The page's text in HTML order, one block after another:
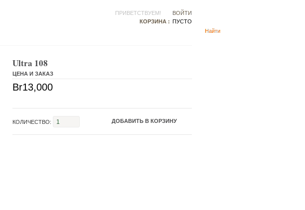
ПРИВЕТСТВУЕМ!
ВОЙТИ
КОРЗИНА :
ПУСТО
Ultra 108
ЦЕНА И ЗАКАЗ
Br13,000
КОЛИЧЕСТВО: